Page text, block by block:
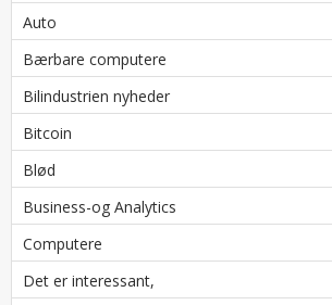
Auto
Bærbare computere
Bilindustrien nyheder
Bitcoin
Blød
Business-og Analytics
Computere
Det er interessant,